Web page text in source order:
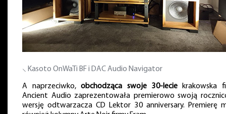
⸜ Kasoto OnWaTi BF i DAC Audio Navigator
A naprzeciwko,obchodząca swoje 30-leciekrakowska
Ancient Audio zaprezentowała premierowo swoją
wersję odtwarzacza CD Lektor 30 anniversary. Premierę